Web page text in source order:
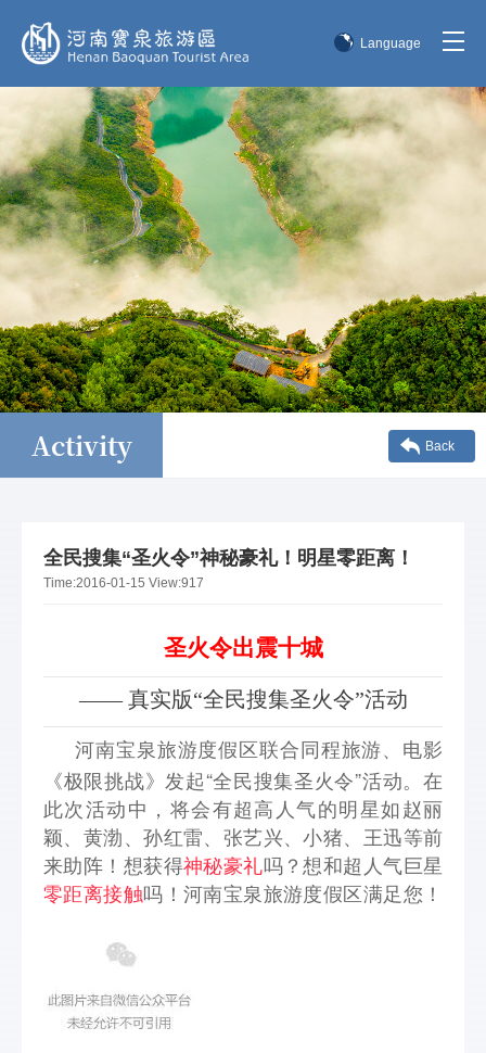
Language
English
한국어
日本語
Activity Back
全民搜集“圣火令”神秘豪礼！明星零距离！
Time:2016-01-15 View:917
圣火令出震十城
—— 真实版“全民搜集圣火令”活动
河南宝泉旅游度假区联合同程旅游、电影
《极限挑战》发起“全民搜集圣火令”活动。在
此次活动中，将会有超高人气的明星如赵丽
颖、黄渤、孙红雷、张艺兴、小猪、王迅等前
来助阵！想获得神秘豪礼吗？想和超人气巨星
零距离接触吗！河南宝泉旅游度假区满足您！